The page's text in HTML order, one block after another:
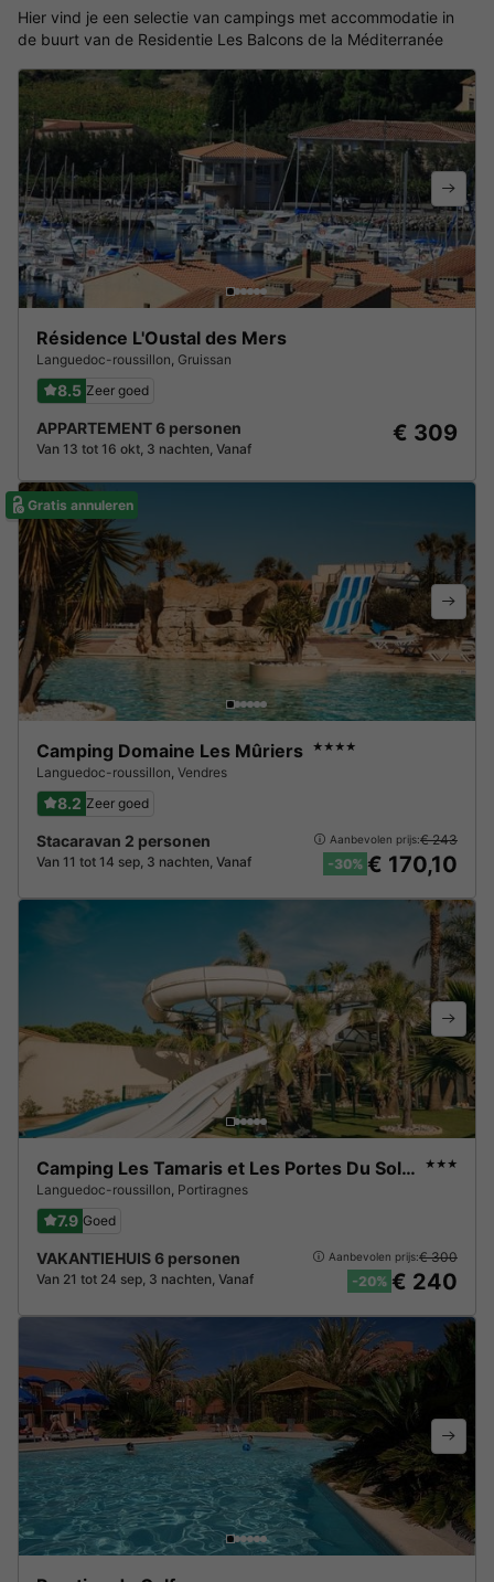
Hier vind je een selectie van campings met accommodatie in
de buurt van de Residentie Les Balcons de la Méditerranée
Résidence L'Oustal des Mers
Languedoc-roussillon Gruissan
8.5 Zeer goed
APPARTEMENT 6 personen
Van 13 tot 16 okt, 3 nachten, Vanaf
€ 309
Gratis annuleren
Camping Domaine Les Mûriers ★★★★
Languedoc-roussillon Vendres
8.2 Zeer goed
Stacaravan 2 personen
Van 11 tot 14 sep, 3 nachten, Vanaf
Aanbevolen prijs:€ 243
-30% € 170,10
Camping Les Tamaris et Les Portes Du Soleil ★★★
Languedoc-roussillon Portiragnes
7.9 Goed
VAKANTIEHUIS 6 personen
Van 21 tot 24 sep, 3 nachten, Vanaf
Aanbevolen prijs:€ 300
-20% € 240